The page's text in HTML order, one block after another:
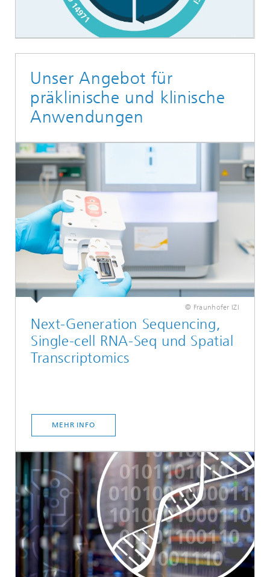
Unser Angebot für
präklinische und klinische
Anwendungen
© Fraunhofer IZI
Next-Generation Sequencing,
Single-cell RNA-Seq und Spatial
Transcriptomics
MEHR INFO